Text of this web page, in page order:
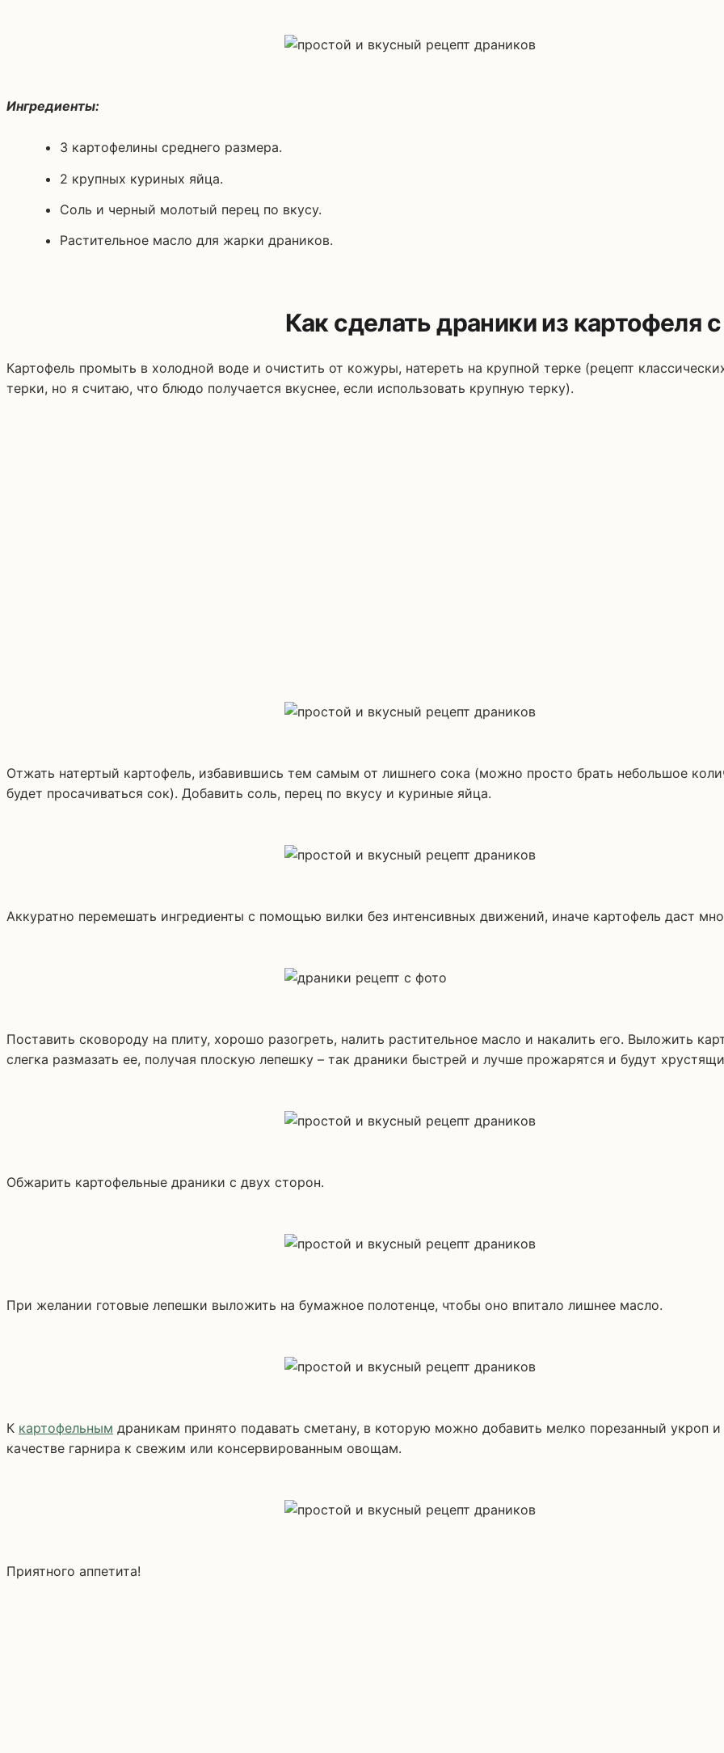
Ингредиенты:
3 картофелины среднего размера.
2 крупных куриных яйца.
Соль и черный молотый перец по вкусу.
Растительное масло для жарки драников.
Как сделать драники из картофеля
Картофель промыть в холодной воде и очистить от кожуры, натереть на крупной терке (рецепт
терки, но я считаю, что блюдо получается вкуснее, если использовать крупную терку).
Отжать натертый картофель, избавившись тем самым от лишнего сока (можно просто брать небольшое
будет просачиваться сок). Добавить соль, перец по вкусу и куриные яйца.
Аккуратно перемешать ингредиенты с помощью вилки без интенсивных движений, иначе картофель даст
Поставить сковороду на плиту, хорошо разогреть, налить растительное масло и накалить его. Выложить
слегка размазать ее, получая плоскую лепешку – так драники быстрей и лучше прожарятся и будут
Обжарить картофельные драники с двух сторон.
При желании готовые лепешки выложить на бумажное полотенце, чтобы оно впитало лишнее масло.
К картофельным драникам принято подавать сметану, в которую можно добавить мелко порезанный укроп
качестве гарнира к свежим или консервированным овощам.
Приятного аппетита!